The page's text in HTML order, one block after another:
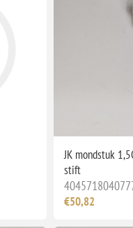
JK mondstuk
stift
€50,82